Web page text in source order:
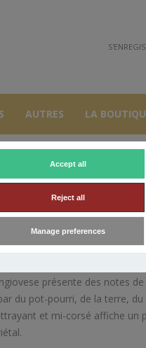
Accept all
Reject all
Manage preferences
AUTRES LA
présente des notes
du pot-pourri, de la terre, du
et mi-corsé affiche un